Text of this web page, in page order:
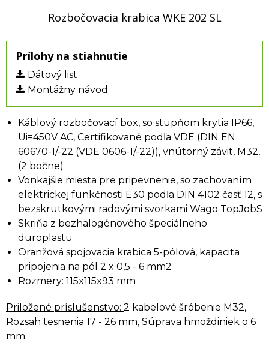
Rozbočovacia krabica WKE 202 SL
Prílohy na stiahnutie
Dátový list
Montážny návod
Káblový rozbočovací box, so stupňom krytia IP66,
Ui=450V AC, Certifikované podľa VDE (DIN EN
60670-1/-22 (VDE 0606-1/-22)), vnútorný závit, M32,
(2 bočne)
Vonkajšie miesta pre pripevnenie, so zachovaním
elektrickej funkčnosti E30 podľa DIN 4102 časť 12, s
bezskrutkovými radovými svorkami Wago TopJobS
Skriňa z bezhalogénového špeciálneho
duroplastu
Oranžová spojovacia krabica 5-pólová, kapacita
pripojenia na pól 2 x 0,5 - 6 mm2
Rozmery: 115x115x93 mm
Priložené príslušenstvo: 2 kabelové šróbenie M32,
Rozsah tesnenia 17 - 26 mm, Súprava hmoždiniek o 6
mm